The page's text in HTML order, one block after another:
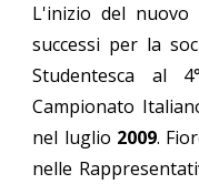
L'inizio del
successi per la
Studentesca al
Campionato
nel luglio 2009.
nelle